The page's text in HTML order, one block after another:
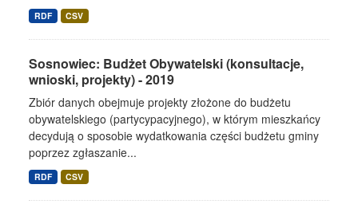
RDF CSV
Sosnowiec: Budżet Obywatelski (konsultacje,
wnioski, projekty) - 2019
Zbiór danych obejmuje projekty złożone do budżetu
obywatelskiego (partycypacyjnego), w którym mieszkańcy
decydują o sposobie wydatkowania części budżetu gminy
poprzez zgłaszanie...
RDF CSV